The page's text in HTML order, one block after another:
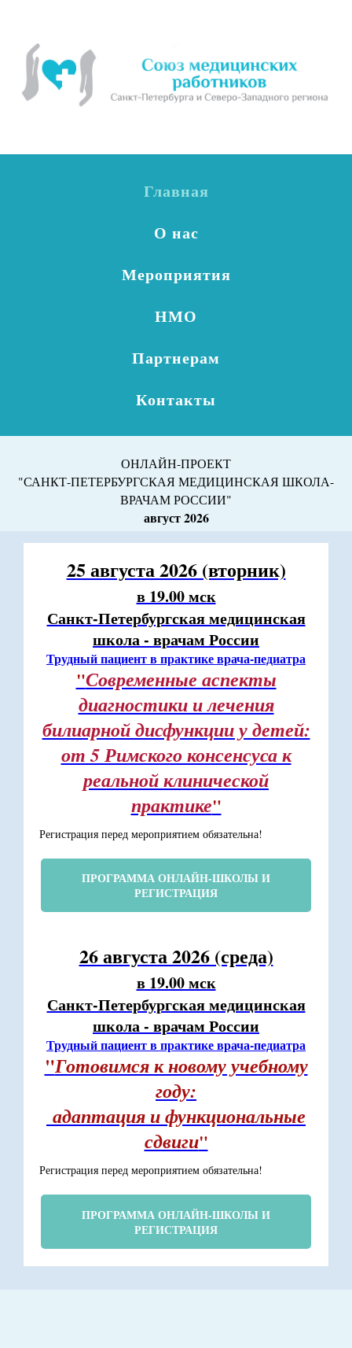
Главная
О нас
Мероприятия
НМО
Партнерам
Контакты
ОНЛАЙН-ПРОЕКТ
"САНКТ-ПЕТЕРБУРГСКАЯ МЕДИЦИНСКАЯ ШКОЛА-
ВРАЧАМ РОССИИ"
август 2026
25 августа 2026 (вторник)
в 19.00 мск
Санкт-Петербургская медицинская
школа - врачам России
Трудный пациент в практике врача-педиатра
"Современные аспекты
диагностики и лечения
билиарной дисфункции у детей:
от 5 Римского консенсуса к
реальной клинической
практике"
Регистрация перед мероприятием обязательна!
ПРОГРАММА ОНЛАЙН-ШКОЛЫ И
РЕГИСТРАЦИЯ
26 августа 2026 (среда)
в 19.00 мск
Санкт-Петербургская медицинская
школа - врачам России
Трудный пациент в практике врача-педиатра
"Готовимся к новому учебному
году:
адаптация и функциональные
сдвиги"
Регистрация перед мероприятием обязательна!
ПРОГРАММА ОНЛАЙН-ШКОЛЫ И
РЕГИСТРАЦИЯ